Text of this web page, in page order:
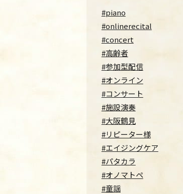
#piano
#onlinerecital
#concert
#高齢者
#参加型配信
#オンライン
#コンサート
#施設演奏
#大阪鶴見
#リピーター様
#エイジングケア
#パタカラ
#オノマトペ
#童謡